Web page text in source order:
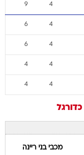
4
9
4
6
4
6
4
4
4
4
כדורגל
מכבי בני ריינה